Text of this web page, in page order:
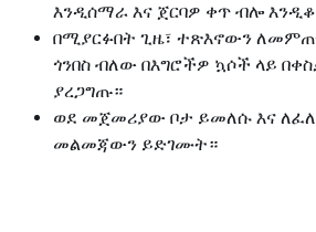
እንዲሰማራ እና ጀርባዎ ቀጥ ብሎ
በሚያርፉበት ጊዜ፣ ተጽእኖውን
ጎንበስ ብለው በእግሮችዎ ኳሶች ላይ
ያረጋግጡ።
ወደ መጀመሪያው ቦታ ይመለሱ እና
መልመጃውን ይድገሙት።